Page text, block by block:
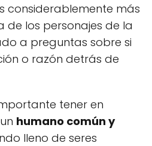
considerablemente más
los personajes de la
a preguntas sobre si
o razón detrás de
tener en
humano común y
lleno de seres